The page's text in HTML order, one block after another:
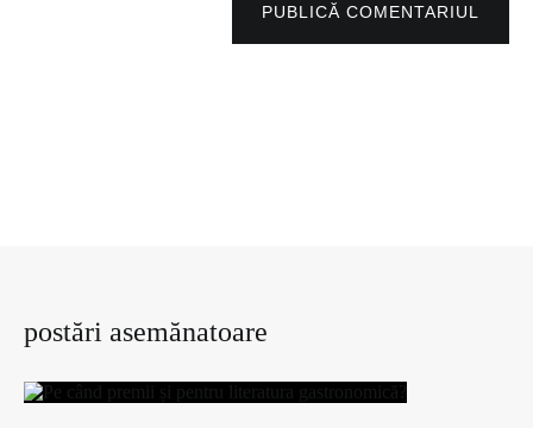
PUBLICĂ COMENTARIUL
postări asemănatoare